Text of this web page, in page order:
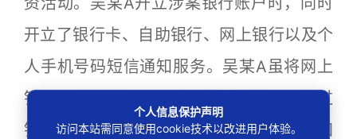
开立了银行卡、自助银行、网上银行以及个
人手机号码短信通知服务。吴某A虽将网上
银行K宝和密码交付汪建峰，但其仍可通过
银行卡查询和操作账户，亦可通过短信通知
个人信息保护声明
访问本站需同意使用cookie技术以改进用户体验。